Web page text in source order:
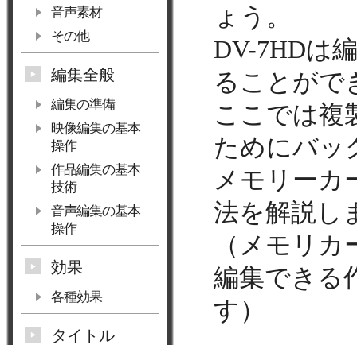
ょう。
DV-7HDは
ることがで
ここでは複
ためにバッ
メモリーカ
法を解説し
（メモリ
編集できる
す）
音声素材
その他
編集全般
編集の準備
映像編集の基本
操作
作品編集の基本
技術
音声編集の基本
操作
効果
各種効果
タイトル